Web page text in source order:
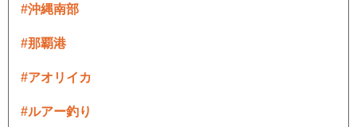
#沖縄南部
#那覇港
#アオリイカ
#ルアー釣り